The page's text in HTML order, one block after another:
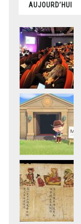
AUJOURD’HUI